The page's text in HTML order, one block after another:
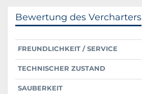
Bewertung des Vercharters
FREUNDLICHKEIT / SERVICE
TECHNISCHER ZUSTAND
SAUBERKEIT